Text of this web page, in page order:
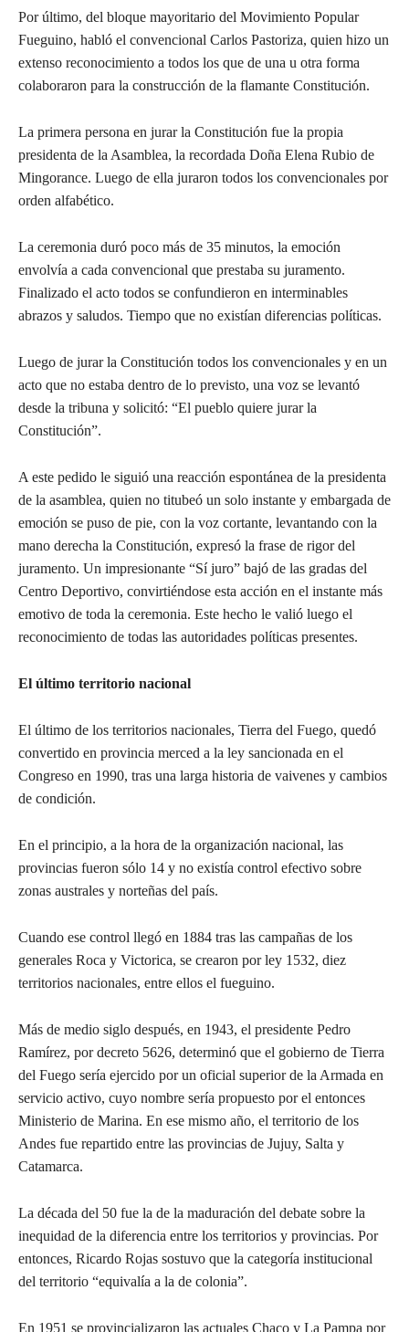
Por último, del bloque mayoritario del Movimiento Popular
Fueguino, habló el convencional Carlos Pastoriza, quien hizo un
extenso reconocimiento a todos los que de una u otra forma
colaboraron para la construcción de la flamante Constitución.
La primera persona en jurar la Constitución fue la propia
presidenta de la Asamblea, la recordada Doña Elena Rubio de
Mingorance. Luego de ella juraron todos los convencionales por
orden alfabético.
La ceremonia duró poco más de 35 minutos, la emoción
envolvía a cada convencional que prestaba su juramento.
Finalizado el acto todos se confundieron en interminables
abrazos y saludos. Tiempo que no existían diferencias políticas.
Luego de jurar la Constitución todos los convencionales y en un
acto que no estaba dentro de lo previsto, una voz se levantó
desde la tribuna y solicitó: “El pueblo quiere jurar la
Constitución”.
A este pedido le siguió una reacción espontánea de la presidenta
de la asamblea, quien no titubeó un solo instante y embargada de
emoción se puso de pie, con la voz cortante, levantando con la
mano derecha la Constitución, expresó la frase de rigor del
juramento. Un impresionante “Sí juro” bajó de las gradas del
Centro Deportivo, convirtiéndose esta acción en el instante más
emotivo de toda la ceremonia. Este hecho le valió luego el
reconocimiento de todas las autoridades políticas presentes.
El último territorio nacional
El último de los territorios nacionales, Tierra del Fuego, quedó
convertido en provincia merced a la ley sancionada en el
Congreso en 1990, tras una larga historia de vaivenes y cambios
de condición.
En el principio, a la hora de la organización nacional, las
provincias fueron sólo 14 y no existía control efectivo sobre
zonas australes y norteñas del país.
Cuando ese control llegó en 1884 tras las campañas de los
generales Roca y Victorica, se crearon por ley 1532, diez
territorios nacionales, entre ellos el fueguino.
Más de medio siglo después, en 1943, el presidente Pedro
Ramírez, por decreto 5626, determinó que el gobierno de Tierra
del Fuego sería ejercido por un oficial superior de la Armada en
servicio activo, cuyo nombre sería propuesto por el entonces
Ministerio de Marina. En ese mismo año, el territorio de los
Andes fue repartido entre las provincias de Jujuy, Salta y
Catamarca.
La década del 50 fue la de la maduración del debate sobre la
inequidad de la diferencia entre los territorios y provincias. Por
entonces, Ricardo Rojas sostuvo que la categoría institucional
del territorio “equivalía a la de colonia”.
En 1951 se provincializaron las actuales Chaco y La Pampa por